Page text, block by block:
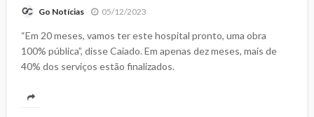
Go Notícias 05/12/2023
“Em 20 meses, vamos ter este hospital pronto, uma obra
100% pública”, disse Caiado. Em apenas dez meses, mais de
40% dos serviços estão finalizados.